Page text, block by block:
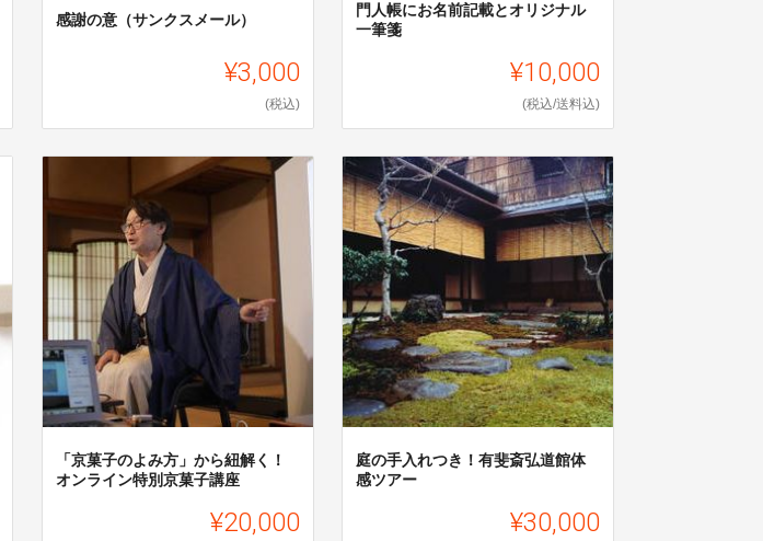
感謝の意（サンクスメール）
¥3,000
(税込)
門人帳にお名前記載とオリジナル
一筆箋
¥10,000
(税込/送料込)
「京菓子のよみ方」から紐解く！
オンライン特別京菓子講座
¥20,000
庭の手入れつき！有斐斎弘道館体
感ツアー
¥30,000